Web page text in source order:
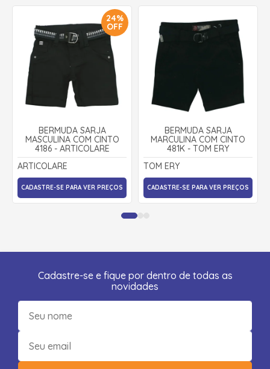
24%
OFF
BERMUDA SARJA
MASCULINA COM CINTO
4186 - ARTICOLARE
ARTICOLARE
CADASTRE-SE PARA VER PREÇOS
BERMUDA SARJA
MARCULINA COM CINTO
481K - TOM ERY
TOM ERY
CADASTRE-SE PARA VER PREÇOS
Cadastre-se e fique por dentro de todas as
novidades